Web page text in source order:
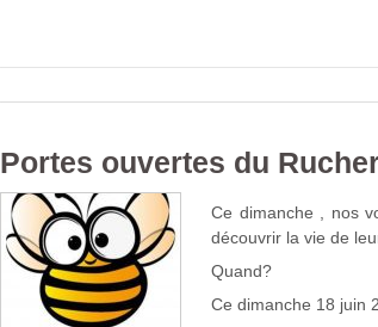
Portes ouvertes du
Ce dimanche , nos
découvrir la vie de
Quand?
Ce dimanche 18 juin